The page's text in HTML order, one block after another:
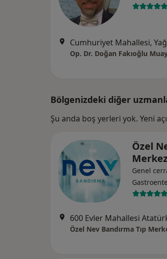
Op. Dr. Doğan Fakıoğlu
Bölgenizdeki diğer
Şu anda boş yerleri yok. Yeni
Özel
Genel
Özel Nev Bandırma Tıp